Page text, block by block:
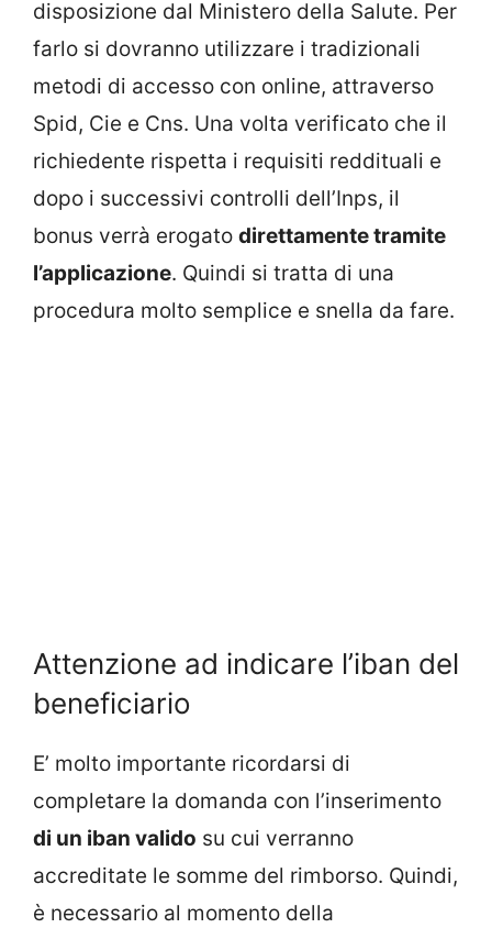
disposizione dal Ministero della Salute. Per
farlo si dovranno utilizzare i tradizionali
metodi di accesso con online, attraverso
Spid, Cie e Cns. Una volta verificato che il
richiedente rispetta i requisiti reddituali e
dopo i successivi controlli dell’Inps, il
bonus verrà erogato direttamente tramite
l’applicazione. Quindi si tratta di una
procedura molto semplice e snella da fare.
Attenzione ad indicare l’iban del
beneficiario
E’ molto importante ricordarsi di
completare la domanda con l’inserimento
di un iban valido su cui verranno
accreditate le somme del rimborso. Quindi,
è necessario al momento della